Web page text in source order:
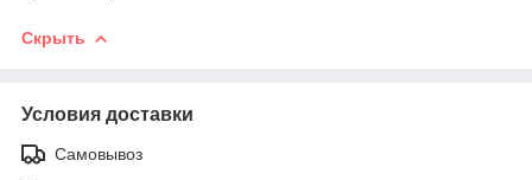
Скрыть
Условия доставки
Самовывоз